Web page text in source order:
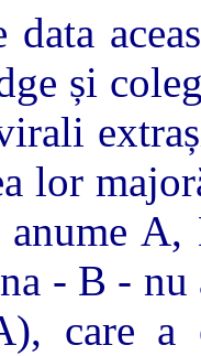
și
lor
- B -
care